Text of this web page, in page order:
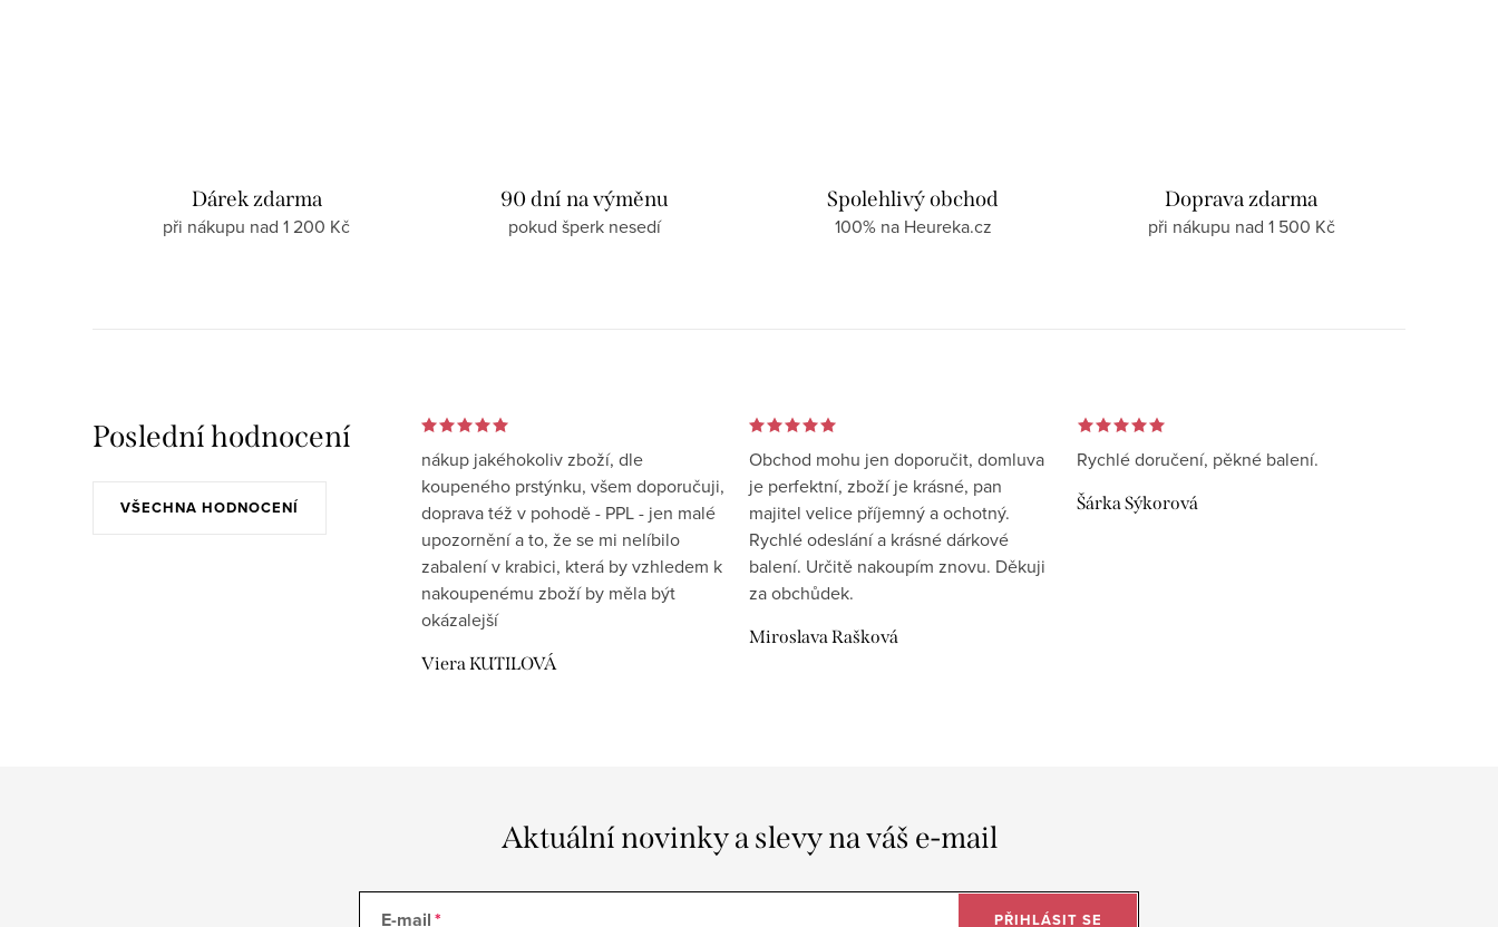
Dárek zdarma
při nákupu nad 1 200 Kč
90 dní na výměnu
pokud šperk nesedí
Spolehlivý obchod
100% na Heureka.cz
Doprava zdarma
při nákupu nad 1 500 Kč
Poslední hodnocení
VŠECHNA HODNOCENÍ
nákup jakéhokoliv zboží, dle
koupeného prstýnku, všem doporučuji,
doprava též v pohodě - PPL - jen malé
upozornění a to, že se mi nelíbilo
zabalení v krabici, která by vzhledem k
nakoupenému zboží by měla být
okázalejší
Viera KUTILOVÁ
Obchod mohu jen doporučit, domluva
je perfektní, zboží je krásné, pan
majitel velice příjemný a ochotný.
Rychlé odeslání a krásné dárkové
balení. Určitě nakoupím znovu. Děkuji
za obchůdek.
Miroslava Rašková
Rychlé doručení, pěkné balení.
Šárka Sýkorová
Aktuální novinky a slevy na váš e-mail
E-mail PŘIHLÁSIT SE